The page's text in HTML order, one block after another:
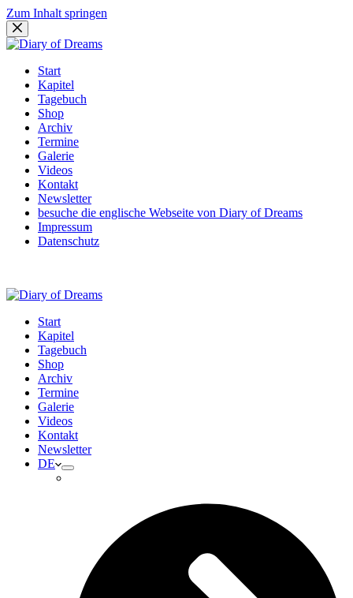
Zum Inhalt springen
Start
Kapitel
Tagebuch
Shop
Archiv
Termine
Galerie
Videos
Kontakt
Newsletter
besuche die englische Webseite von Diary of Dreams
Impressum
Datenschutz
Start
Kapitel
Tagebuch
Shop
Archiv
Termine
Galerie
Videos
Kontakt
Newsletter
DE